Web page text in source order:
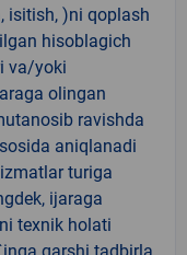
isitish, )ni qoplash
hisoblagich
va/yoki
olingan
ravishda
aniqlanadi
turiga
ijaraga
texnik holati